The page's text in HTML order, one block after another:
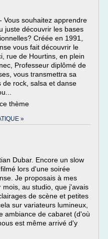
Vous souhaitez apprendre
juste découvrir les bases
Créée en 1991,
vous fait découvrir le
rue de Hourtins, en plein
Professeur diplômé de
vous transmettra sa
de rock, salsa et danse
thème
»
Dubar. Encore un slow
lors d'une soirée
Je proposais à mes
au studio, que j'avais
de scène et petites
sur variateurs lumineux,
ambiance de cabaret (d'où
est même arrivé d'y